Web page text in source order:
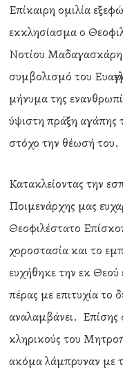
Επίκαιρη ομιλία
εκκλησίασμα ο
Νοτίου
συμβολισμό του
μήνυμα της
ύψιστη πράξη
στόχο την θέωσή του.
Κατακλείοντας την
Ποιμενάρχης μας
Θεοφιλέστατο
χοροστασία και το
ευχήθηκε την εκ
πέρας με επιτυχία το
αναλαμβάνει. Επίσης
κληρικούς του
ακόμα λάμπρυναν με